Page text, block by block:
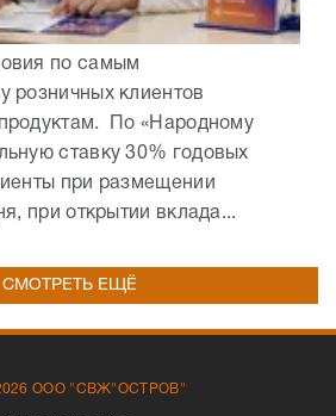
по самым
розничных клиентов
По «Народному
ставку 30% годовых
при размещении
при открытии вклада...
СМОТРЕТЬ ЕЩЁ
ООО "СВЖ"ОСТРОВ"